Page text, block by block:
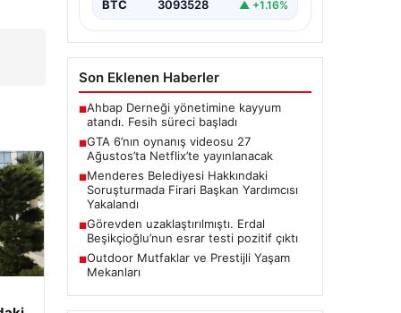
BTC 3093528 ▲ +1.16%
Son Eklenen Haberler
■Ahbap Derneği yönetimine kayyum
atandı. Fesih süreci başladı
■GTA 6’nın oynanış videosu 27
Ağustos’ta Netflix’te yayınlanacak
■Menderes Belediyesi Hakkındaki
Soruşturmada Firari Başkan Yardımcısı
Yakalandı
■Görevden uzaklaştırılmıştı. Erdal
Beşikçioğlu’nun esrar testi pozitif çıktı
■Outdoor Mutfaklar ve Prestijli Yaşam
Mekanları